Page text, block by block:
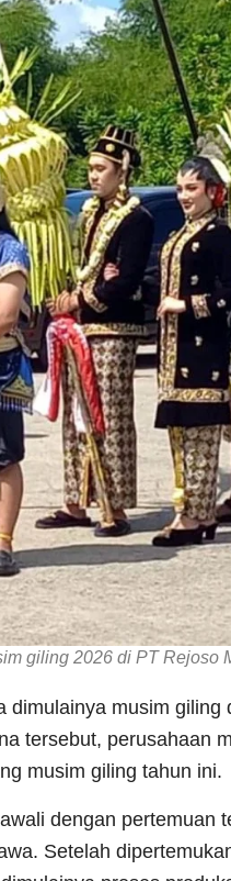
giling 2026 di PT Rejoso
musim
tersebut, perusahaan
musim giling tahun ini.
dengan pertemuan
Setelah